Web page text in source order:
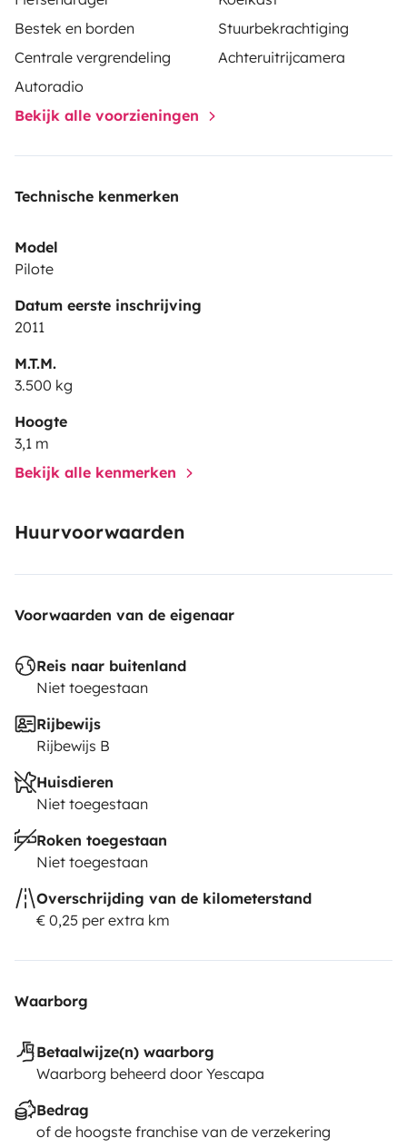
Bestek en borden
Stuurbekrachtiging
Centrale vergrendeling
Achteruitrijcamera
Autoradio
Bekijk alle voorzieningen
Technische kenmerken
Model
Pilote
Datum eerste inschrijving
2011
M.T.M.
3.500 kg
Hoogte
3,1 m
Bekijk alle kenmerken
Huurvoorwaarden
Voorwaarden van de eigenaar
Reis naar buitenland
Niet toegestaan
Rijbewijs
Rijbewijs B
Huisdieren
Niet toegestaan
Roken toegestaan
Niet toegestaan
Overschrijding van de kilometerstand
€ 0,25 per extra km
Waarborg
Betaalwijze(n) waarborg
Waarborg beheerd door Yescapa
Bedrag
of de hoogste franchise van de verzekering